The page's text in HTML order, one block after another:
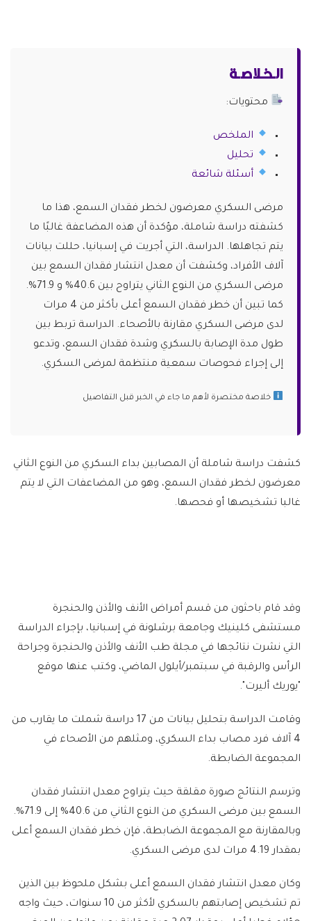
الـخـلاصـة
محتويات:
الملخص
تحليل
أسئلة شائعة
مرضى السكري معرضون لخطر فقدان السمع، هذا ما
كشفته دراسة شاملة، مؤكدة أن هذه المضاعفة غالبًا ما
يتم تجاهلها. الدراسة، التي أجريت في إسبانيا، حللت بيانات
آلاف الأفراد، وكشفت أن معدل انتشار فقدان السمع بين
مرضى السكري من النوع الثاني يتراوح بين 40.6% و 71.9%.
كما تبين أن خطر فقدان السمع أعلى بأكثر من 4 مرات
لدى مرضى السكري مقارنة بالأصحاء. الدراسة تربط بين
طول مدة الإصابة بالسكري وشدة فقدان السمع، وتدعو
إلى إجراء فحوصات سمعية منتظمة لمرضى السكري.
خلاصة مختصرة لأهم ما جاء في الخبر قبل التفاصيل
كشفت دراسة شاملة أن المصابين بداء السكري من النوع الثاني
معرضون لخطر فقدان السمع، وهو من المضاعفات التي لا يتم
غالبا تشخيصها أو فحصها.
وقد قام باحثون من قسم أمراض الأنف والأذن والحنجرة
مستشفى كلينيك وجامعة برشلونة في إسبانيا، بإجراء الدراسة
التي نشرت نتائجها في مجلة طب الأنف والأذن والحنجرة وجراحة
الرأس والرقبة في سبتمبر/أيلول الماضي، وكتب عنها موقع
"يوريك أليرت".
وقامت الدراسة بتحليل بيانات من 17 دراسة شملت ما يقارب من
4 آلاف فرد مصاب بداء السكري، ومثلهم من الأصحاء في
المجموعة الضابطة.
وترسم النتائج صورة مقلقة حيث يتراوح معدل انتشار فقدان
السمع بين مرضى السكري من النوع الثاني من 40.6% إلى 71.9%.
وبالمقارنة مع المجموعة الضابطة، فإن خطر فقدان السمع أعلى
بمقدار 4.19 مرات لدى مرضى السكري.
وكان معدل انتشار فقدان السمع أعلى بشكل ملحوظ بين الذين
تم تشخيص إصابتهم بالسكري لأكثر من 10 سنوات، حيث واجه